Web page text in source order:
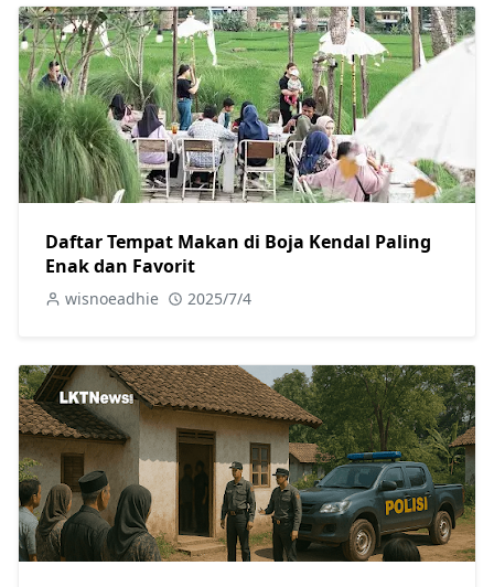
Daftar Tempat Makan di Boja Kendal Paling
Enak dan Favorit
wisnoeadhie 2025/7/4